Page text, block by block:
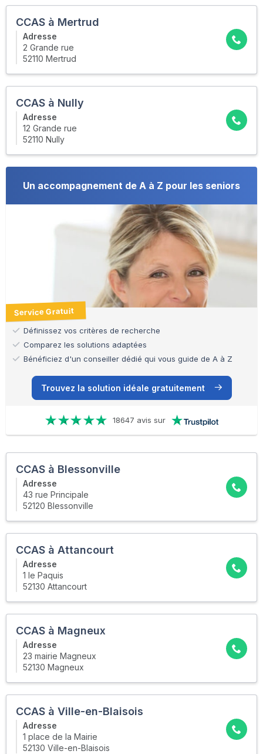
CCAS à Mertrud
Adresse
2 Grande rue
52110 Mertrud
CCAS à Nully
Adresse
12 Grande rue
52110 Nully
Un accompagnement de A à Z pour les seniors
Service Gratuit
Définissez vos critères de recherche
Comparez les solutions adaptées
Bénéficiez d'un conseiller dédié qui vous guide de A à Z
Trouvez la solution idéale gratuitement
18647 avis sur
CCAS à Blessonville
Adresse
43 rue Principale
52120 Blessonville
CCAS à Attancourt
Adresse
1 le Paquis
52130 Attancourt
CCAS à Magneux
Adresse
23 mairie Magneux
52130 Magneux
CCAS à Ville-en-Blaisois
Adresse
1 place de la Mairie
52130 Ville-en-Blaisois